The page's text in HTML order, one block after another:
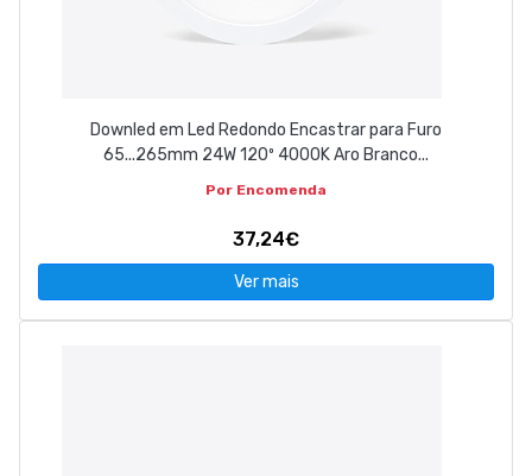
Downled em Led Redondo Encastrar para Furo
65...265mm 24W 120º 4000K Aro Branco...
Por Encomenda
37,24€
Ver mais